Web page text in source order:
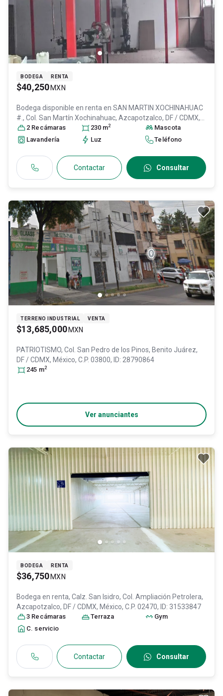
BODEGA RENTA
$40,250 MXN
Bodega disponible en renta en SAN MARTIN XOCHINAHUAC
#., Col. San Martín Xochinahuac, Azcapotzalco, DF / CDMX,
México, C.P. 02120 , ID:31024056
2 Recámaras 230 m2
Mascota
Lavandería
Luz Teléfono
Contactar Consultar
TERRENO INDUSTRIAL VENTA
$13,685,000 MXN
PATRIOTISMO, Col. San Pedro de los Pinos, Benito Juárez,
DF / CDMX, México, C.P. 03800, ID: 28790864
245 m2
Ver anunciantes
BODEGA RENTA
$36,750 MXN
Bodega en renta, Calz. San Isidro, Col. Ampliación Petrolera,
Azcapotzalco, DF / CDMX, México, C.P. 02470, ID: 31533847
3 Recámaras Terraza
Gym
C. servicio
Contactar Consultar